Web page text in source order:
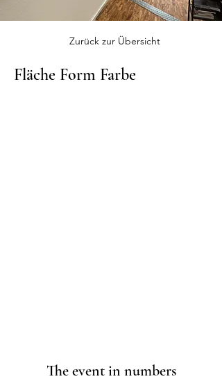
Zurück zur Übersicht
Fläche Form Farbe
The event in numbers